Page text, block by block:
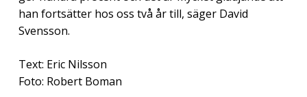
han fortsätter hos oss två år till, säger David
Svensson.
Text: Eric Nilsson
Foto: Robert Boman